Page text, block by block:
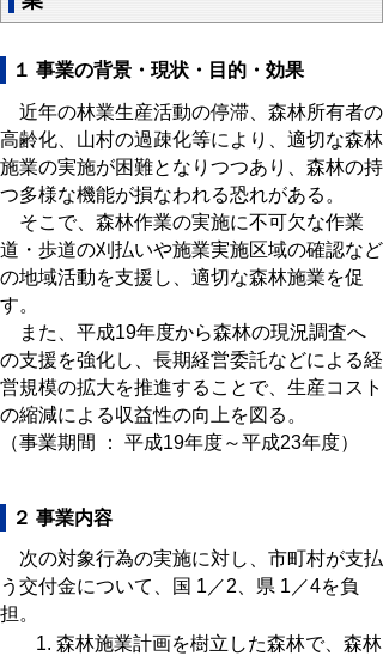
１ 事業の背景・現状・目的・効果
近年の林業生産活動の停滞、森林所有者の
高齢化、山村の過疎化等により、適切な森林
施業の実施が困難となりつつあり、森林の持
つ多様な機能が損なわれる恐れがある。
そこで、森林作業の実施に不可欠な作業
道・歩道の刈払いや施業実施区域の確認など
の地域活動を支援し、適切な森林施業を促
す。
また、平成19年度から森林の現況調査へ
の支援を強化し、長期経営委託などによる経
営規模の拡大を推進することで、生産コスト
の縮減による収益性の向上を図る。
（事業期間 ： 平成19年度～平成23年度）
２ 事業内容
次の対象行為の実施に対し、市町村が支払
う交付金について、国 1／2、県 1／4を負
担。
森林施業計画を樹立した森林で、森林